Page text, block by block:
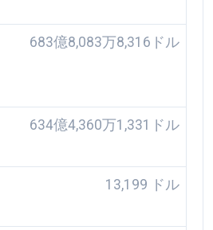
683億8,083万8,316ドル
634億4,360万1,331ドル
13,199 ドル